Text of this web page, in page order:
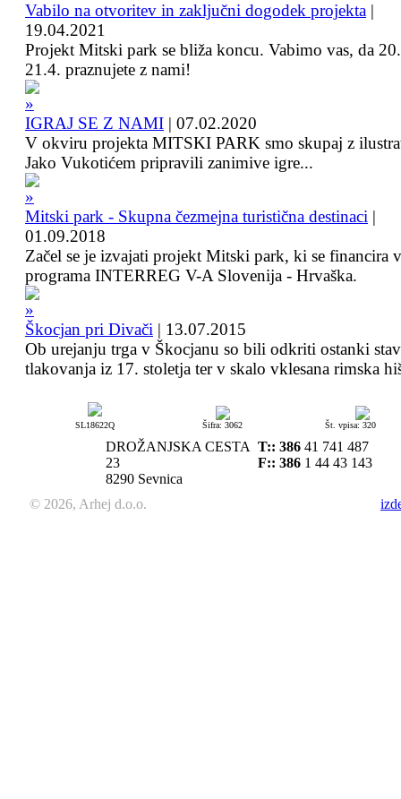
Vabilo na otvoritev in zaključni dogodek projekta |
19.04.2021
Projekt Mitski park se bliža koncu. Vabimo vas, da
21.4. praznujete z nami!
IGRAJ SE Z NAMI | 07.02.2020
V okviru projekta MITSKI PARK smo skupaj z
Jako Vukotićem pripravili zanimive igre...
Mitski park - Skupna čezmejna turistična destinaci |
01.09.2018
Začel se je izvajati projekt Mitski park, ki se financira
programa INTERREG V-A Slovenija - Hrvaška.
Škocjan pri Divači | 13.07.2015
Ob urejanju trga v Škocjanu so bili odkriti ostanki
tlakovanja iz 17. stoletja ter v skalo vklesana rimska
SL18622Q Šifra: 3062 Št. vpisa: 320
DROŽANJSKA CESTA
23
8290 Sevnica
T:: 386 41 741 487
F:: 386 1 44 43 143
© 2026, Arhej d.o.o.